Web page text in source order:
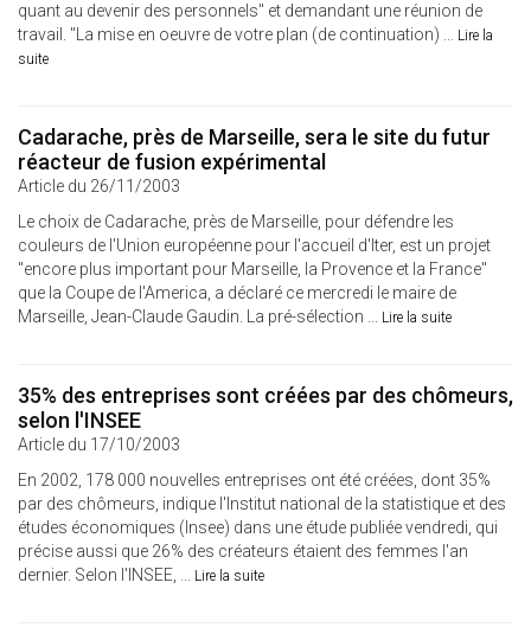
quant au devenir des personnels" et demandant une réunion de
travail. "La mise en oeuvre de votre plan (de continuation) ... Lire la
suite
Cadarache, près de Marseille, sera le site du futur
réacteur de fusion expérimental
Article du 26/11/2003
Le choix de Cadarache, près de Marseille, pour défendre les
couleurs de l'Union européenne pour l'accueil d'Iter, est un projet
"encore plus important pour Marseille, la Provence et la France"
que la Coupe de l'America, a déclaré ce mercredi le maire de
Marseille, Jean-Claude Gaudin. La pré-sélection ... Lire la suite
35% des entreprises sont créées par des chômeurs,
selon l'INSEE
Article du 17/10/2003
En 2002, 178 000 nouvelles entreprises ont été créées, dont 35%
par des chômeurs, indique l'Institut national de la statistique et des
études économiques (Insee) dans une étude publiée vendredi, qui
précise aussi que 26% des créateurs étaient des femmes l'an
dernier. Selon l'INSEE, ... Lire la suite